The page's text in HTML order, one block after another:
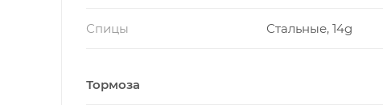
Спицы Стальные, 14g
Тормоза